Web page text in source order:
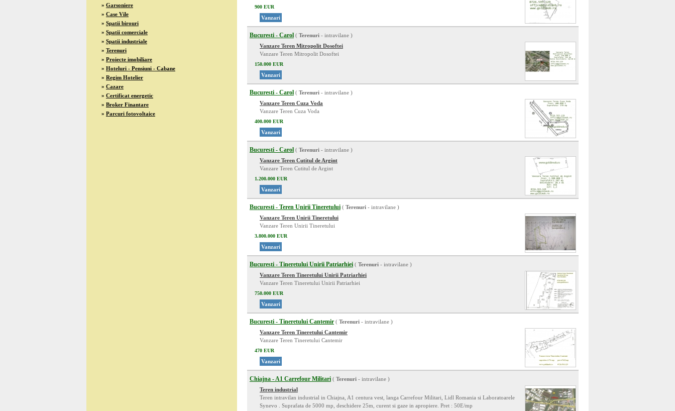
» Garsoniere
» Case Vile
» Spatii birouri
» Spatii comerciale
» Spatii industriale
» Terenuri
» Proiecte imobiliare
» Hoteluri - Pensiuni - Cabane
» Regim Hotelier
» Cazare
» Certificat energetic
» Broker Finantare
» Parcuri fotovoltaice
900 EUR
Vanzari
Bucuresti - Carol ( Terenuri - intravilane )
Vanzare Teren Mitropolit Dosoftei
Vanzare Teren Mitropolit Dosoftei
150.000 EUR
Vanzari
Bucuresti - Carol ( Terenuri - intravilane )
Vanzare Teren Cuza Voda
Vanzare Teren Cuza Voda
400.000 EUR
Vanzari
Bucuresti - Carol ( Terenuri - intravilane )
Vanzare Teren Cutitul de Argint
Vanzare Teren Cutitul de Argint
1.200.000 EUR
Vanzari
Bucuresti - Teren Unirii Tineretului ( Terenuri - intravilane )
Vanzare Teren Unirii Tineretului
Vanzare Teren Unirii Tineretului
3.800.000 EUR
Vanzari
Bucuresti - Tineretului Unirii Patriarhiei ( Terenuri - intravilane )
Vanzare Teren Tineretului Unirii Patriarhiei
Vanzare Teren Tineretului Unirii Patriarhiei
750.000 EUR
Vanzari
Bucuresti - Tineretului Cantemir ( Terenuri - intravilane )
Vanzare Teren Tineretului Cantemir
Vanzare Teren Tineretului Cantemir
470 EUR
Vanzari
Chiajna - A1 Carrefour Militari ( Terenuri - intravilane )
Teren industrial
Teren intravilan industrial in Chiajna, A1 centura vest, langa Carrefour Militari, Lidl Romania si Laboratoarele
Synevo . Suprafata de 5000 mp, deschidere 25m, curent si gaze in apropiere. Pret : 50E/mp